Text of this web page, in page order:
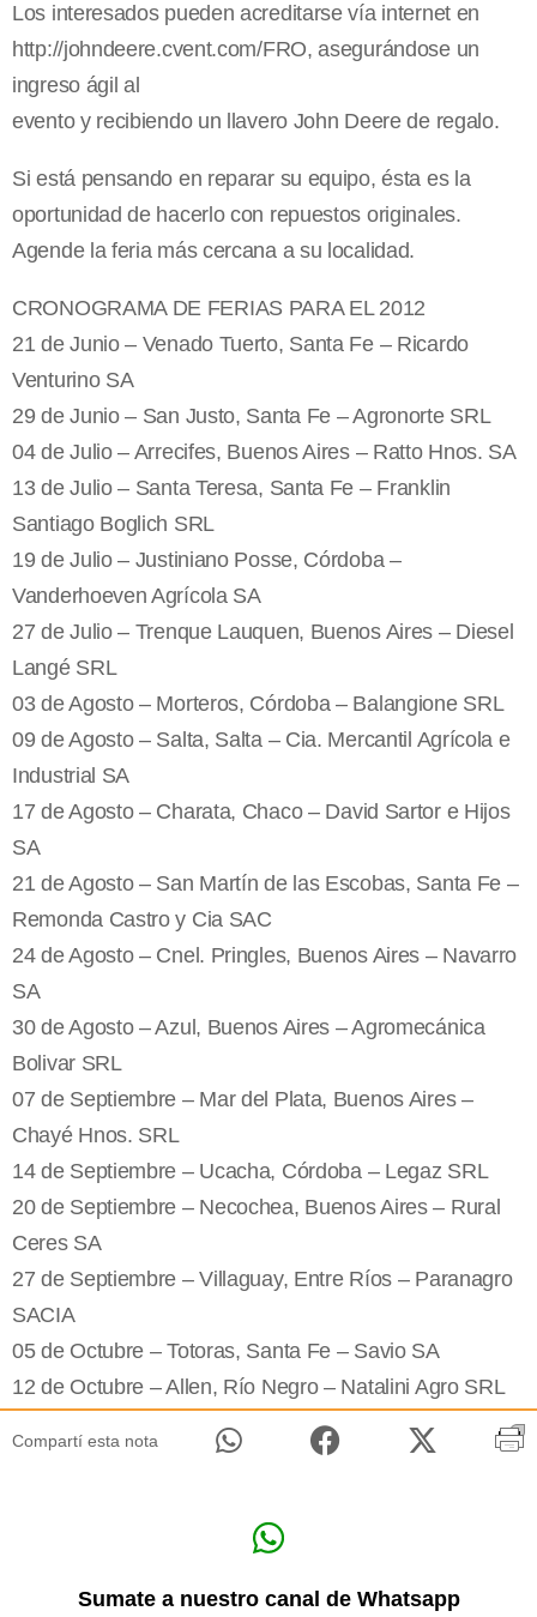
Los interesados pueden acreditarse vía internet en
http://johndeere.cvent.com/FRO, asegurándose un
ingreso ágil al
evento y recibiendo un llavero John Deere de regalo.
Si está pensando en reparar su equipo, ésta es la
oportunidad de hacerlo con repuestos originales.
Agende la feria más cercana a su localidad.
CRONOGRAMA DE FERIAS PARA EL 2012
21 de Junio – Venado Tuerto, Santa Fe – Ricardo
Venturino SA
29 de Junio – San Justo, Santa Fe – Agronorte SRL
04 de Julio – Arrecifes, Buenos Aires – Ratto Hnos. SA
13 de Julio – Santa Teresa, Santa Fe – Franklin
Santiago Boglich SRL
19 de Julio – Justiniano Posse, Córdoba –
Vanderhoeven Agrícola SA
27 de Julio – Trenque Lauquen, Buenos Aires – Diesel
Langé SRL
03 de Agosto – Morteros, Córdoba – Balangione SRL
09 de Agosto – Salta, Salta – Cia. Mercantil Agrícola e
Industrial SA
17 de Agosto – Charata, Chaco – David Sartor e Hijos
SA
21 de Agosto – San Martín de las Escobas, Santa Fe –
Remonda Castro y Cia SAC
24 de Agosto – Cnel. Pringles, Buenos Aires – Navarro
SA
30 de Agosto – Azul, Buenos Aires – Agromecánica
Bolivar SRL
07 de Septiembre – Mar del Plata, Buenos Aires –
Chayé Hnos. SRL
14 de Septiembre – Ucacha, Córdoba – Legaz SRL
20 de Septiembre – Necochea, Buenos Aires – Rural
Ceres SA
27 de Septiembre – Villaguay, Entre Ríos – Paranagro
SACIA
05 de Octubre – Totoras, Santa Fe – Savio SA
12 de Octubre – Allen, Río Negro – Natalini Agro SRL
Compartí esta nota
Sumate a nuestro canal de Whatsapp